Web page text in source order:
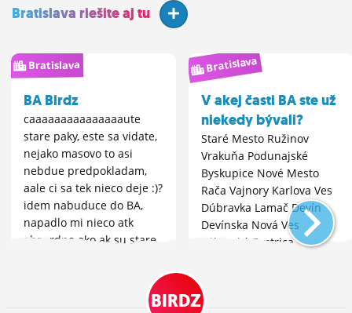
Bratislava riešite aj tu
Bratislava
BA Birdz
caaaaaaaaaaaaaaaute
stare paky, este sa vidate,
nejako masovo to asi
nebdue predpokladam,
aale ci sa tek nieco deje :)?
idem nabuduce do BA,
napadlo mi nieco atk
absurdne ako ak su stare
Bratislava
V akej časti BA ste už
niekedy bývali?
Staré Mesto Ružinov
Vrakuňa Podunajské
Byskupice Nové Mesto
Rača Vajnory Karlova Ves
Dúbravka Lamač Devín
Devínska Nová Ves
Záhorská Bystrica
BIRDZ